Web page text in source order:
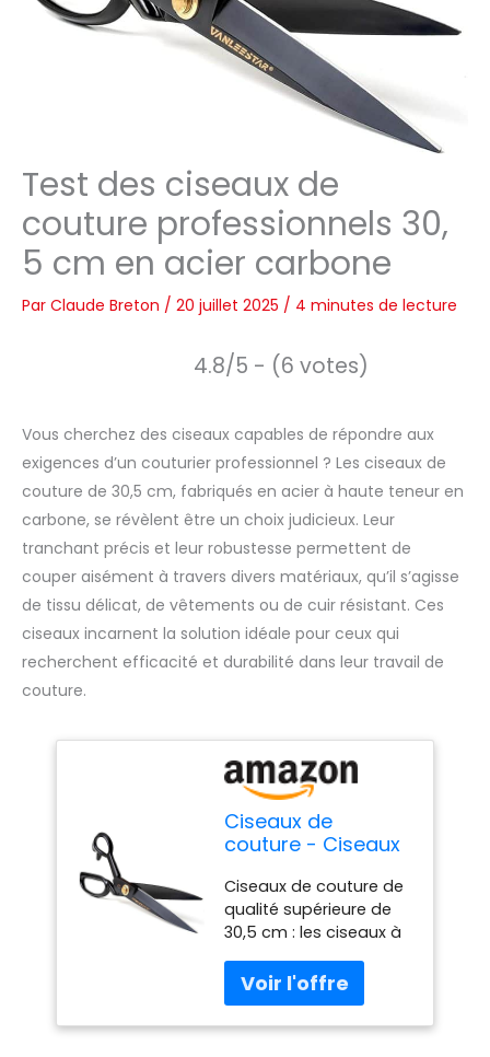
Test des ciseaux de
couture professionnels 30,
5 cm en acier carbone
Par Claude Breton / 20 juillet 2025 / 4 minutes de lecture
4.8/5 - (6 votes)
Vous cherchez des ciseaux capables de répondre aux
exigences d’un couturier professionnel ? Les ciseaux de
couture de 30,5 cm, fabriqués en acier à haute teneur en
carbone, se révèlent être un choix judicieux. Leur
tranchant précis et leur robustesse permettent de
couper aisément à travers divers matériaux, qu’il s’agisse
de tissu délicat, de vêtements ou de cuir résistant. Ces
ciseaux incarnent la solution idéale pour ceux qui
recherchent efficacité et durabilité dans leur travail de
couture.
Ciseaux de
couture - Ciseaux
professionnels de
30,5 cm - Ciseaux
tranchants en
acier à haute
teneur en carbone
- Ciseaux en cuir
résistants pour
Ciseaux de couture de
qualité supérieure de
30,5 cm : les ciseaux à
de l'acier japonais à
haute teneur en
carbone pour garantir